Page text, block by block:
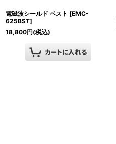
電磁波シールド ベスト [EMC-
625BST]
18,800円(税込)